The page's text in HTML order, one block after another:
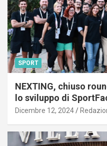
SPORT
NEXTING, chiuso
lo sviluppo di
Dicembre 12, 2024